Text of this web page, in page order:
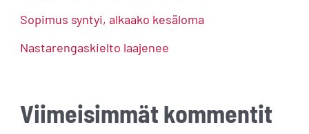
Sopimus syntyi, alkaako kesäloma
Nastarengaskielto laajenee
Viimeisimmät kommentit